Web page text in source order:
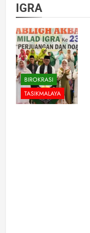
IGRA
BIROKRASI
TASIKMALAYA